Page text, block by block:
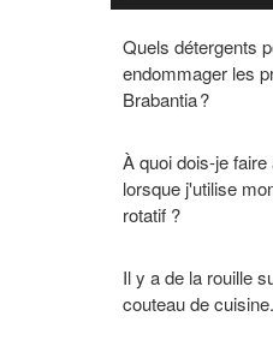
Quels détergents
endommager les
Brabantia ?
À quoi dois-je faire
lorsque j'utilise
rotatif ?
Il y a de la rouille
couteau de